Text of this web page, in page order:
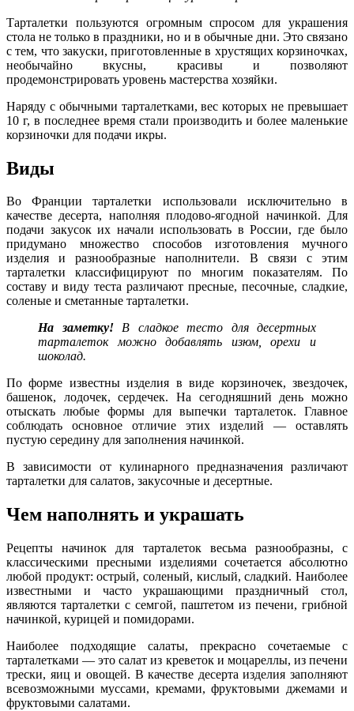
Тарталетки пользуются огромным спросом для украшения
стола не только в праздники, но и в обычные дни. Это связано
с тем, что закуски, приготовленные в хрустящих корзиночках,
необычайно вкусны, красивы и позволяют
продемонстрировать уровень мастерства хозяйки.
Наряду с обычными тарталетками, вес которых не превышает
10 г, в последнее время стали производить и более маленькие
корзиночки для подачи икры.
Виды
Во Франции тарталетки использовали исключительно в
качестве десерта, наполняя плодово-ягодной начинкой. Для
подачи закусок их начали использовать в России, где было
придумано множество способов изготовления мучного
изделия и разнообразные наполнители. В связи с этим
тарталетки классифицируют по многим показателям. По
составу и виду теста различают пресные, песочные, сладкие,
соленые и сметанные тарталетки.
На заметку!В сладкое тесто для десертных
тарталеток можно добавлять изюм, орехи и
шоколад.
По форме известны изделия в виде корзиночек, звездочек,
башенок, лодочек, сердечек. На сегодняшний день можно
отыскать любые формы для выпечки тарталеток. Главное
соблюдать основное отличие этих изделий — оставлять
пустую середину для заполнения начинкой.
В зависимости от кулинарного предназначения различают
тарталетки для салатов, закусочные и десертные.
Чем наполнять и украшать
Рецепты начинок для тарталеток весьма разнообразны, с
классическими пресными изделиями сочетается абсолютно
любой продукт: острый, соленый, кислый, сладкий. Наиболее
известными и часто украшающими праздничный стол,
являются тарталетки с семгой, паштетом из печени, грибной
начинкой, курицей и помидорами.
Наиболее подходящие салаты, прекрасно сочетаемые с
тарталетками — это салат из креветок и моцареллы, из печени
трески, яиц и овощей. В качестве десерта изделия заполняют
всевозможными муссами, кремами, фруктовыми джемами и
фруктовыми салатами.